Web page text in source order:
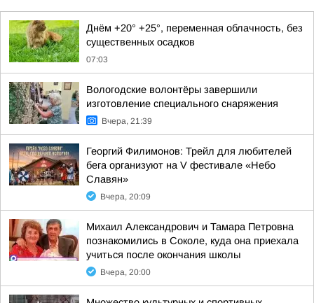
Днём +20° +25°, переменная облачность, без
существенных осадков
07:03
Вологодские волонтёры завершили
изготовление специального снаряжения
Вчера, 21:39
Георгий Филимонов: Трейл для любителей
бега организуют на V фестивале «Небо
Славян»
Вчера, 20:09
Михаил Александрович и Тамара Петровна
познакомились в Соколе, куда она приехала
учиться после окончания школы
Вчера, 20:00